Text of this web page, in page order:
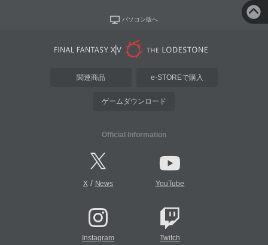
パソコン版へ
関連商品 e-STOREで購入
ゲームダウンロード
Official Information
X/ News YouTube
Instagram Twitch